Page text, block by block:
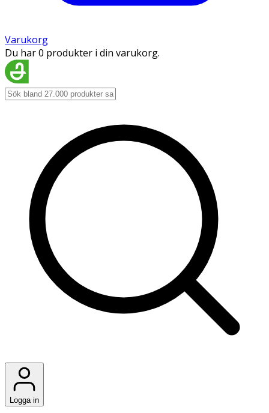
Varukorg
Du har 0 produkter i din varukorg.
Logga in